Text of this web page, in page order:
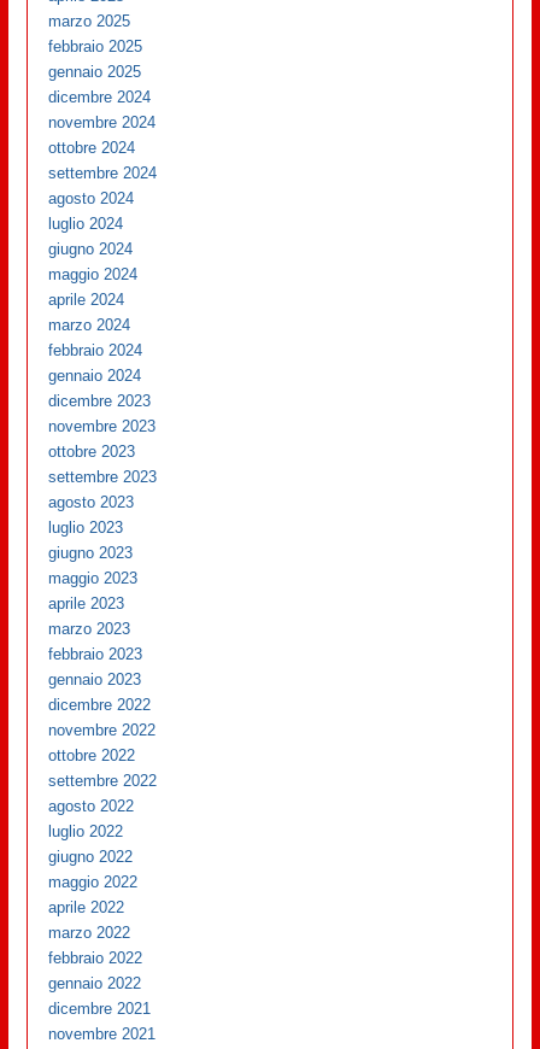
marzo 2025
febbraio 2025
gennaio 2025
dicembre 2024
novembre 2024
ottobre 2024
settembre 2024
agosto 2024
luglio 2024
giugno 2024
maggio 2024
aprile 2024
marzo 2024
febbraio 2024
gennaio 2024
dicembre 2023
novembre 2023
ottobre 2023
settembre 2023
agosto 2023
luglio 2023
giugno 2023
maggio 2023
aprile 2023
marzo 2023
febbraio 2023
gennaio 2023
dicembre 2022
novembre 2022
ottobre 2022
settembre 2022
agosto 2022
luglio 2022
giugno 2022
maggio 2022
aprile 2022
marzo 2022
febbraio 2022
gennaio 2022
dicembre 2021
novembre 2021